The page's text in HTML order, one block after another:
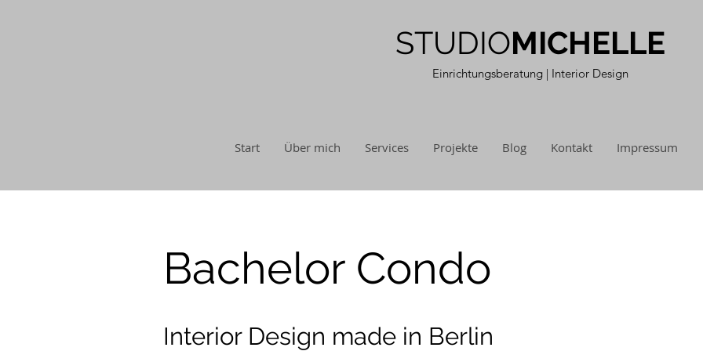
STUDIOMICHELLE
Einrichtungsberatung | Interior Design
Start Über mich Services Projekte Blog Kontakt Impressum
Bachelor Condo
Interior Design made in Berlin